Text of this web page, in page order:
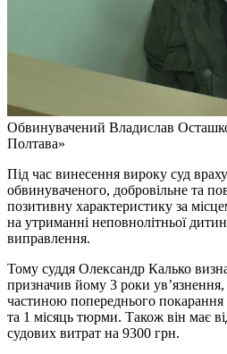
Обвинувачений Владислав
Полтава»
Під час винесення вироку суд
обвинуваченого, добровільне та
позитивну характеристику за
на утриманні неповнолітньої
виправлення.
Тому суддя Олександр Калько
призначив йому 3 роки ув’язнення,
частиною попереднього
та 1 місяць тюрми. Також він має
судових витрат на 9300 грн.